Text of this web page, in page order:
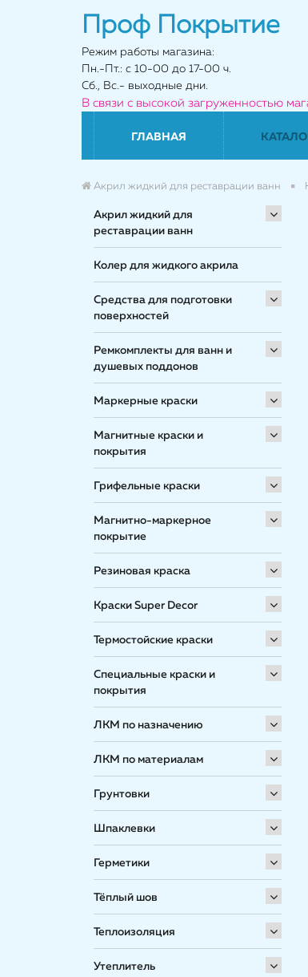
Проф Покрытие
Режим работы магазина:
Пн.-Пт.: с 10-00 до 17-00 ч.
Сб., Вс.- выходные дни.
В связи с высокой загруженностью
ГЛАВНАЯ
Акрил жидкий для реставрации ванн
Акрил жидкий для
реставрации ванн
Колер для жидкого акрила
Средства для подготовки
поверхностей
Ремкомплекты для ванн и
душевых поддонов
Маркерные краски
Магнитные краски и
покрытия
Грифельные краски
Магнитно-маркерное
покрытие
Резиновая краска
Краски Super Decor
Термостойские краски
Специальные краски и
покрытия
ЛКМ по назначению
ЛКМ по материалам
Грунтовки
Шпаклевки
Герметики
Тёплый шов
Теплоизоляция
Утеплитель